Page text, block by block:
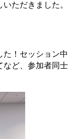
ただきました。
た！セッション中
など、参加者同士